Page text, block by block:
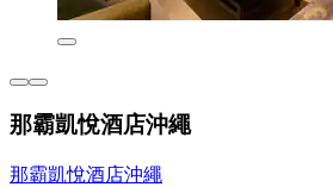
那霸凱悅酒店沖繩
那霸凱悅酒店沖繩